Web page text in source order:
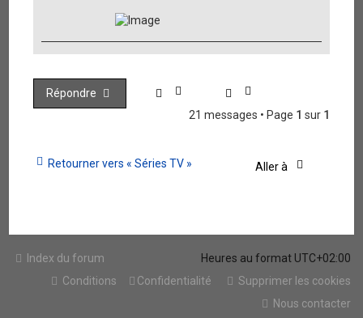
Répondre
21 messages • Page 1 sur 1
Retourner vers « Séries TV » Aller à
Index du forum Heures au format UTC+02:00
Supprimer les cookies
Confidentialité
Conditions
Nous contacter